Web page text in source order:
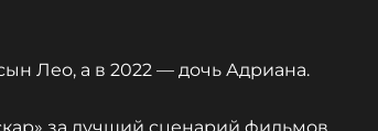
Лео, а в 2022 — дочь Адриана.